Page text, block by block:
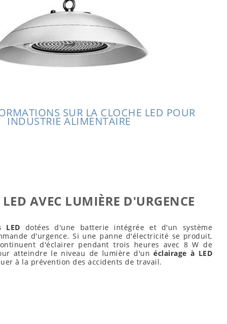
SUR LA CLOCHE LED POUR
INDUSTRIE ALIMENTAIRE
LED AVEC LUMIÈRE D'URGENCE
LED dotées d'une batterie intégrée et d'un système
d'urgence. Si une panne d'électricité se produit,
d'éclairer pendant trois heures avec 8 W de
atteindre le niveau de lumière d'unéclairage à LED
à la prévention des accidents de travail.